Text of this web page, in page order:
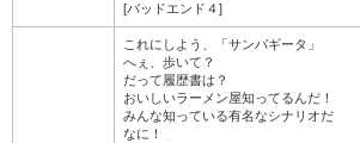
[バッドエンド４]
これにしよう、「サンパギータ」
へぇ、歩いて？
だって履歴書は？
おいしいラーメン屋知ってるんだ！
みんな知っている有名なシナリオだ
なに！